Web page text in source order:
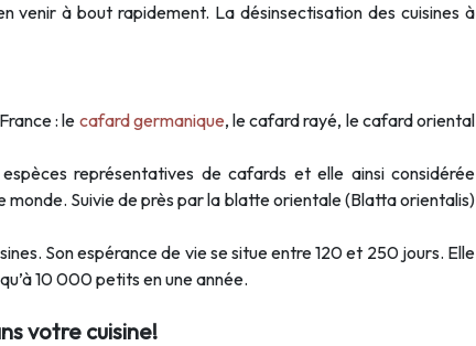
venir à bout rapidement. La désinsectisation des cuisines à
: le cafard germanique, le cafard rayé, le cafard oriental
représentatives de cafards et elle ainsi considérée
monde. Suivie de près par la blatte orientale (Blatta orientalis)
Son espérance de vie se situe entre 120 et 250 jours. Elle
10 000 petits en une année.
votre cuisine!